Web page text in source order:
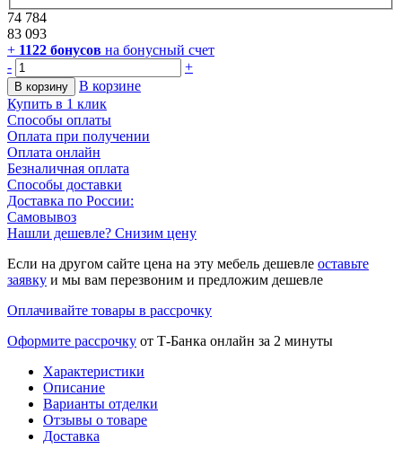
74 784
83 093
+ 1122 бонусов на бонусный счет
-
+
В корзину
В корзине
Купить в 1 клик
Способы оплаты
Оплата при получении
Оплата онлайн
Безналичная оплата
Способы доставки
Доставка по России:
Самовывоз
Нашли дешевле? Снизим цену
Если на другом сайте цена на эту мебель дешевле оставьте
заявку и мы вам перезвоним и предложим дешевле
Оплачивайте товары в рассрочку
Оформите рассрочку от Т-Банка онлайн за 2 минуты
Характеристики
Описание
Варианты отделки
Отзывы о товаре
Доставка